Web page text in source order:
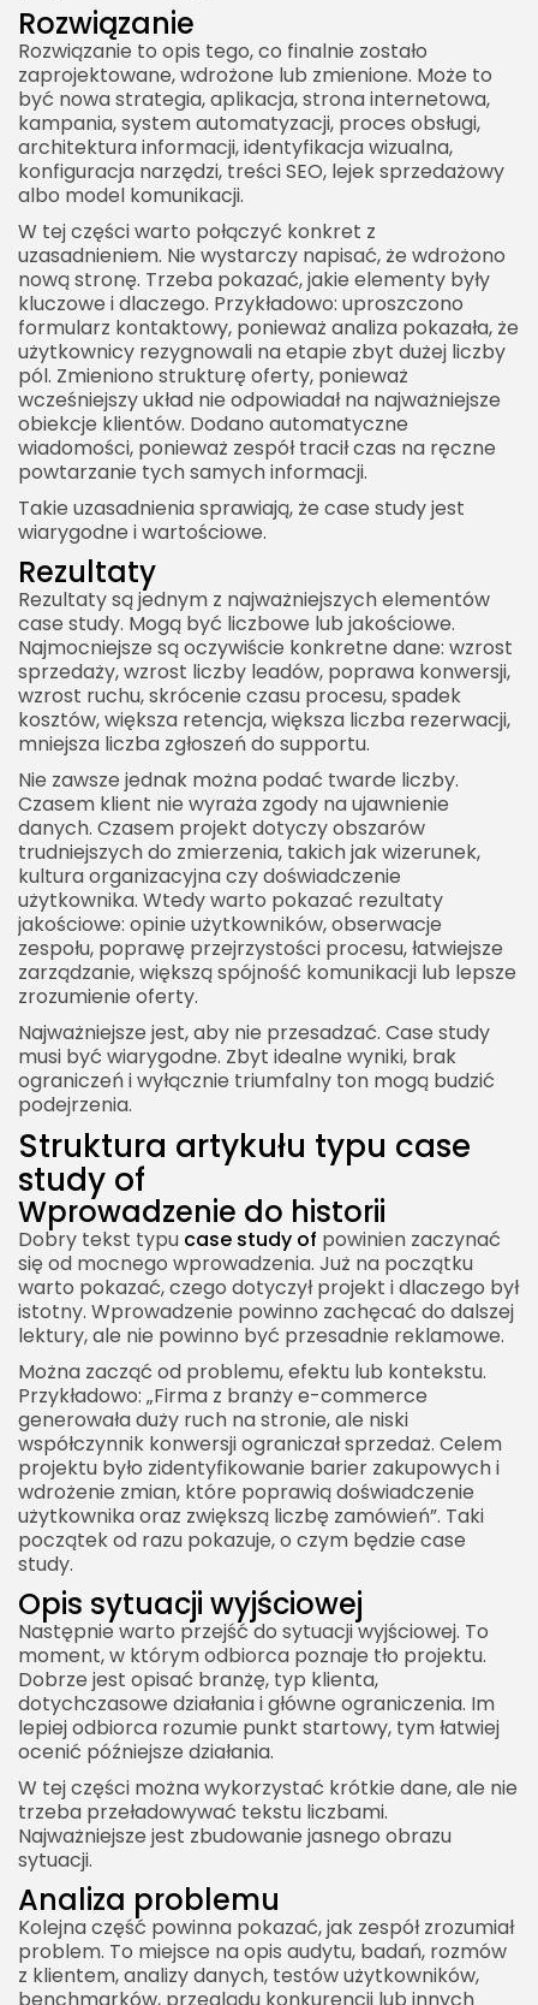
Rozwiązanie
Rozwiązanie to opis tego, co finalnie zostało
zaprojektowane, wdrożone lub zmienione. Może to
być nowa strategia, aplikacja, strona internetowa,
kampania, system automatyzacji, proces obsługi,
architektura informacji, identyfikacja wizualna,
konfiguracja narzędzi, treści SEO, lejek sprzedażowy
albo model komunikacji.
W tej części warto połączyć konkret z
uzasadnieniem. Nie wystarczy napisać, że wdrożono
nową stronę. Trzeba pokazać, jakie elementy były
kluczowe i dlaczego. Przykładowo: uproszczono
formularz kontaktowy, ponieważ analiza pokazała, że
użytkownicy rezygnowali na etapie zbyt dużej liczby
pól. Zmieniono strukturę oferty, ponieważ
wcześniejszy układ nie odpowiadał na najważniejsze
obiekcje klientów. Dodano automatyczne
wiadomości, ponieważ zespół tracił czas na ręczne
powtarzanie tych samych informacji.
Takie uzasadnienia sprawiają, że case study jest
wiarygodne i wartościowe.
Rezultaty
Rezultaty są jednym z najważniejszych elementów
case study. Mogą być liczbowe lub jakościowe.
Najmocniejsze są oczywiście konkretne dane: wzrost
sprzedaży, wzrost liczby leadów, poprawa konwersji,
wzrost ruchu, skrócenie czasu procesu, spadek
kosztów, większa retencja, większa liczba rezerwacji,
mniejsza liczba zgłoszeń do supportu.
Nie zawsze jednak można podać twarde liczby.
Czasem klient nie wyraża zgody na ujawnienie
danych. Czasem projekt dotyczy obszarów
trudniejszych do zmierzenia, takich jak wizerunek,
kultura organizacyjna czy doświadczenie
użytkownika. Wtedy warto pokazać rezultaty
jakościowe: opinie użytkowników, obserwacje
zespołu, poprawę przejrzystości procesu, łatwiejsze
zarządzanie, większą spójność komunikacji lub lepsze
zrozumienie oferty.
Najważniejsze jest, aby nie przesadzać. Case study
musi być wiarygodne. Zbyt idealne wyniki, brak
ograniczeń i wyłącznie triumfalny ton mogą budzić
podejrzenia.
Struktura artykułu typu case
study of
Wprowadzenie do historii
Dobry tekst typu case study of powinien zaczynać
się od mocnego wprowadzenia. Już na początku
warto pokazać, czego dotyczył projekt i dlaczego był
istotny. Wprowadzenie powinno zachęcać do dalszej
lektury, ale nie powinno być przesadnie reklamowe.
Można zacząć od problemu, efektu lub kontekstu.
Przykładowo: „Firma z branży e-commerce
generowała duży ruch na stronie, ale niski
współczynnik konwersji ograniczał sprzedaż. Celem
projektu było zidentyfikowanie barier zakupowych i
wdrożenie zmian, które poprawią doświadczenie
użytkownika oraz zwiększą liczbę zamówień”. Taki
początek od razu pokazuje, o czym będzie case
study.
Opis sytuacji wyjściowej
Następnie warto przejść do sytuacji wyjściowej. To
moment, w którym odbiorca poznaje tło projektu.
Dobrze jest opisać branżę, typ klienta,
dotychczasowe działania i główne ograniczenia. Im
lepiej odbiorca rozumie punkt startowy, tym łatwiej
ocenić późniejsze działania.
W tej części można wykorzystać krótkie dane, ale nie
trzeba przeładowywać tekstu liczbami.
Najważniejsze jest zbudowanie jasnego obrazu
sytuacji.
Analiza problemu
Kolejna część powinna pokazać, jak zespół zrozumiał
problem. To miejsce na opis audytu, badań, rozmów
z klientem, analizy danych, testów użytkowników,
szczegółowe
Case study of jako forma przekonywania bez
nachalnej sprzedaży
Praktyczny przykład konstrukcji case study of
Case study of w komunikacji międzynarodowej
Jak stworzyć case study, które naprawdę się
pozycjonuje
Dobierz frazy powiązane
Zadbaj o intencję użytkownika
Twórz unikalną wartość
Case study of jako most między teorią a
praktyką
Etyka w tworzeniu case study
Uczciwość danych
Poufność informacji
Realistyczne obietnice
Case study of jako inwestycja w wiarygodność
marki
Dlaczego firmy powinny regularnie publikować
case studies
Case study of jako treść, która buduje przewagę
Praktyczne wnioski dla tworzenia case study of